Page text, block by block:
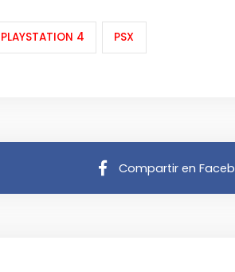
PLAYSTATION 4 PSX
Compartir en